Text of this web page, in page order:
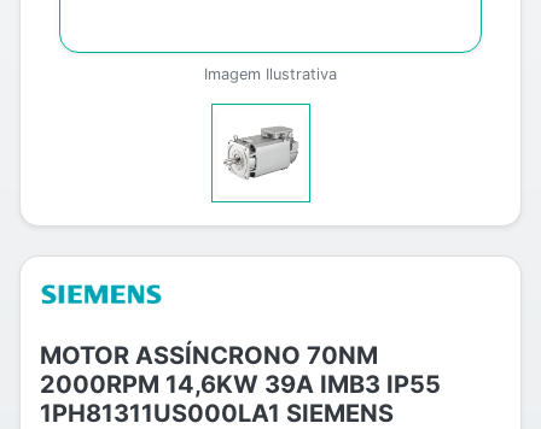
Imagem Ilustrativa
MOTOR ASSÍNCRONO 70NM
2000RPM 14,6KW 39A IMB3 IP55
1PH81311US000LA1 SIEMENS